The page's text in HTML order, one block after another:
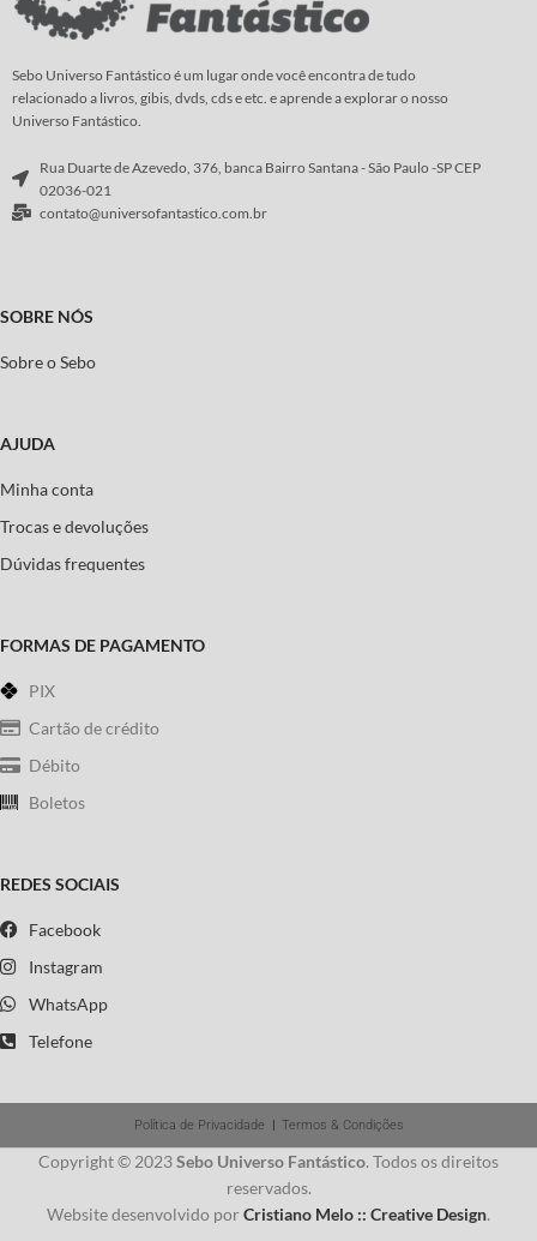
Sebo Universo Fantástico é um lugar onde você encontra de tudo
relacionado a livros, gibis, dvds, cds e etc. e aprende a explorar o nosso
Universo Fantástico.
Rua Duarte de Azevedo, 376, banca Bairro Santana - São Paulo -SP CEP
02036-021
contato@universofantastico.com.br
SOBRE NÓS
Sobre o Sebo
AJUDA
Minha conta
Trocas e devoluções
Dúvidas frequentes
FORMAS DE PAGAMENTO
PIX
Cartão de crédito
Débito
Boletos
REDES SOCIAIS
Facebook
Instagram
WhatsApp
Telefone
Política de Privacidade | Termos & Condições
Copyright © 2023Sebo Universo Fantástico. Todos os direitos
reservados.
Website desenvolvido por Cristiano Melo :: Creative Design.